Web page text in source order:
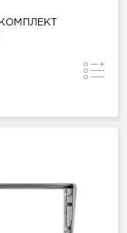
КОМПЛЕКТ